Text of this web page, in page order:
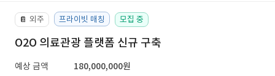
📔 외주 프라이빗 매칭 모집 중
O2O 의료관광 플랫폼 신규 구축
예상 금액
180,000,000원